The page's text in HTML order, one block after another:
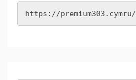
https://premium303.cymru/